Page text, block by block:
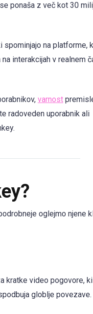
ponaša z več kot 30
spominjajo na platforme,
interakcijah v realnem
varnost
radoveden uporabnik ali
oglejmo njene
kratke video pogovore,
globlje povezave.